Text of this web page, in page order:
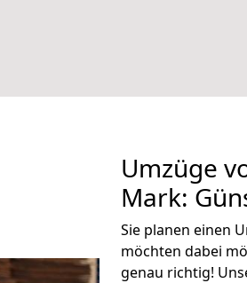
Umzüge
Mark:
Sie planen einen
möchten dabei
genau richtig!